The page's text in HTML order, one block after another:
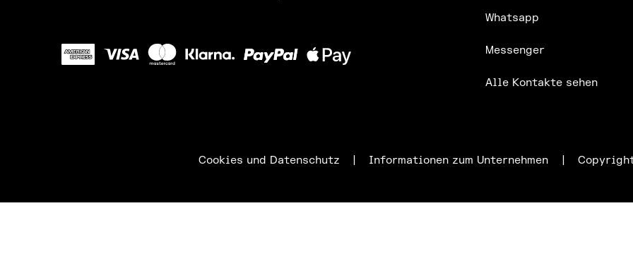
Whatsapp
Messenger
Alle Kontakte sehen
Cookies und Datenschutz Informationen zum Unternehmen